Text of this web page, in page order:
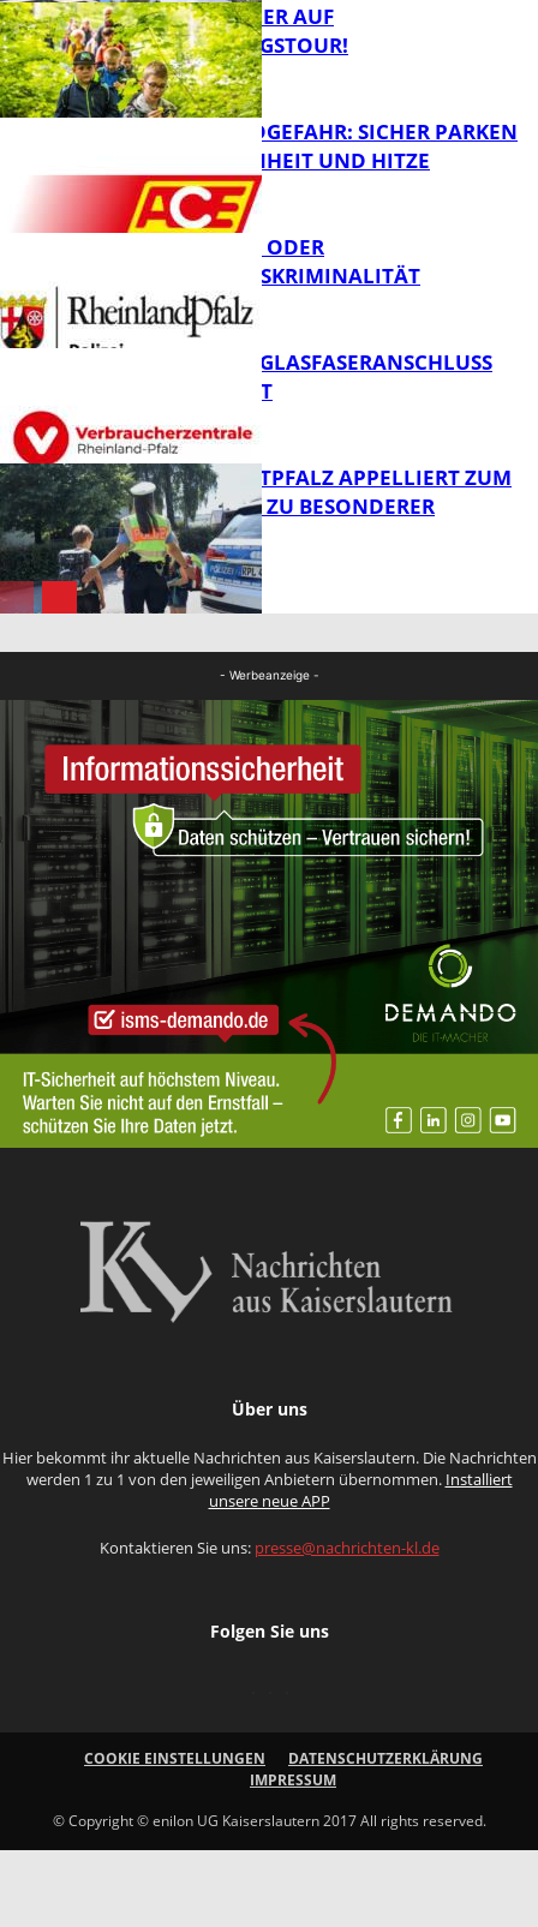
FB News
MIT DEM JÄGER AUF
ENTDECKUNGSTOUR!
FB News
WALDBRANDGEFAHR: SICHER PARKEN
BEI TROCKENHEIT UND HITZE
Polizei
CYBERCRIME ODER
WIRTSCHAFTSKRIMINALITÄT
FB News
WARUM EIN GLASFASERANSCHLUSS
SINNVOLL IST
POLIZEI WESTPFALZ APPELLIERT ZUM
SCHULSTART ZU BESONDERER
VORSICHT
- Werbeanzeige -
Über uns
Hier bekommt ihr aktuelle Nachrichten aus Kaiserslautern. Die Nachrichten
werden 1 zu 1 von den jeweiligen Anbietern übernommen. Installiert
unsere neue APP
Kontaktieren Sie uns: presse@nachrichten-kl.de
Folgen Sie uns
COOKIE EINSTELLUNGEN
DATENSCHUTZERKLÄRUNG
IMPRESSUM
© Copyright © enilon UG Kaiserslautern 2017 All rights reserved.